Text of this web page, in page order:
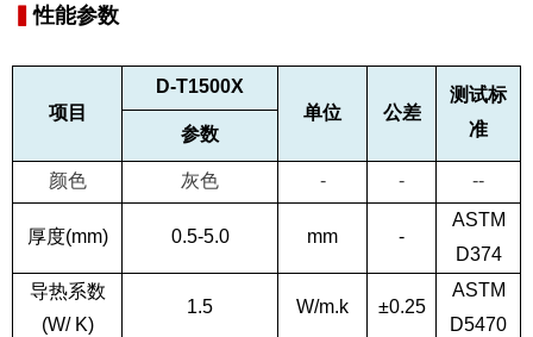
▍性能参数
项目
D-T1500X
单位
公差
测试标
准
参数
颜色 灰色 - - --
厚度(mm) 0.5-5.0 mm -
ASTM
D374
导热系数
(W/ K)
1.5 W/m.k ±0.25
ASTM
D5470